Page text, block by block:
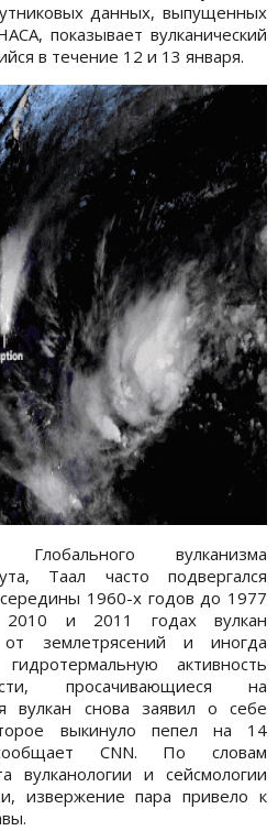
данных, выпущенных
показывает вулканический
в течение 12 и 13 января.
Глобального вулканизма
Таал часто подвергался
1960-х годов до 1977
и 2011 годах вулкан
землетрясений и иногда
активность
просачивающиеся на
вулкан снова заявил о себе
выкинуло пепел на 14
CNN. По словам
вулканологии и сейсмологии
извержение пара привело к